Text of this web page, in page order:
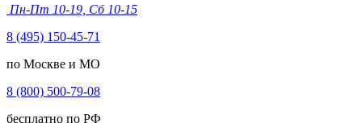
Пн-Пт 10-19, Сб 10-15
8 (495) 150-45-71
по Москве и МО
8 (800) 500-79-08
бесплатно по РФ